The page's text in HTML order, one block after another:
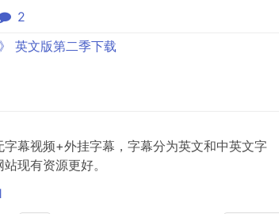
2
英文版第二季下载
幕视频+外挂字幕，字幕分为英文和中英文字
现有资源更好。